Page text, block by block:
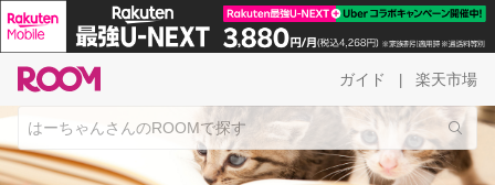
ガイド 楽天市場